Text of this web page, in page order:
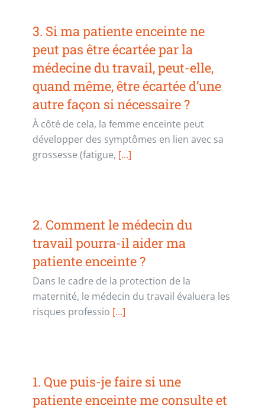
3. Si ma patiente enceinte ne
peut pas être écartée par la
médecine du travail, peut-elle,
quand même, être écartée d’une
autre façon si nécessaire ?
À côté de cela, la femme enceinte peut
développer des symptômes en lien avec sa
grossesse (fatigue, [...]
2. Comment le médecin du
travail pourra-il aider ma
patiente enceinte ?
Dans le cadre de la protection de la
maternité, le médecin du travail évaluera les
risques professio [...]
1. Que puis-je faire si une
patiente enceinte me consulte et